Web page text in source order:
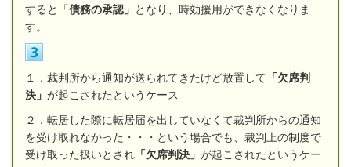
すると「債務の承認」 となり、時効援用ができなくなりま
す。
１．裁判所から通知が送られてきたけど放置して 「欠席判
決」 が起こされたというケース
２．転居した際に転居届を出していなくて裁判所からの通知
を受け取れなかった・・・という場合でも、裁判上の制度で
受け取った扱いとされ 「欠席判決」 が起こされたというケー